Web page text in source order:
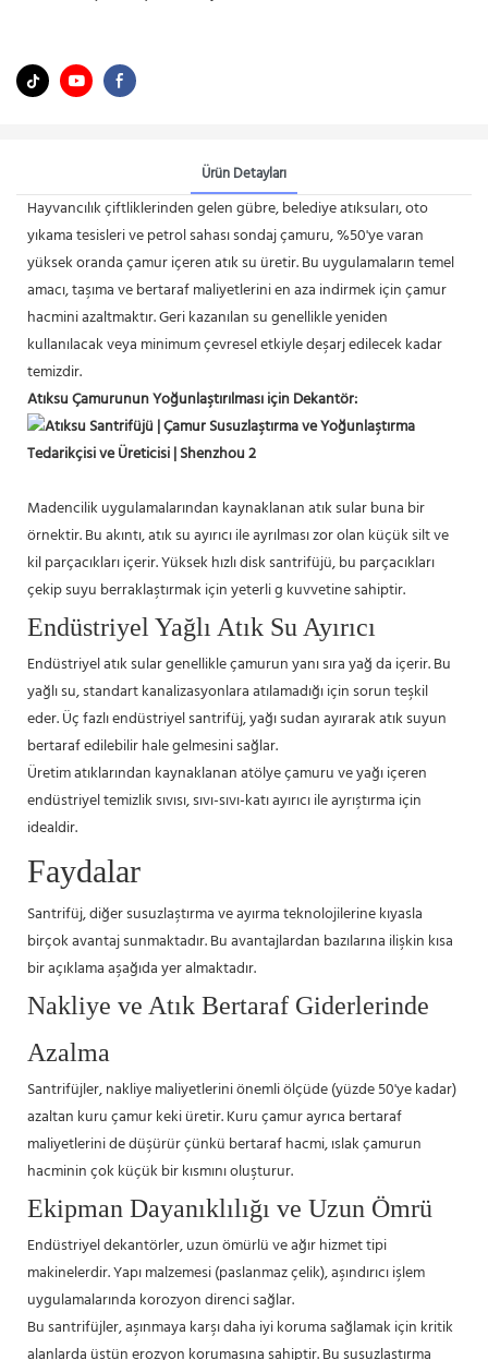
Ürün Detayları
Hayvancılık çiftliklerinden gelen gübre, belediye atıksuları, oto
yıkama tesisleri ve petrol sahası sondaj çamuru, %50'ye varan
yüksek oranda çamur içeren atık su üretir. Bu uygulamaların temel
amacı, taşıma ve bertaraf maliyetlerini en aza indirmek için çamur
hacmini azaltmaktır. Geri kazanılan su genellikle yeniden
kullanılacak veya minimum çevresel etkiyle deşarj edilecek kadar
temizdir.
Atıksu Çamurunun Yoğunlaştırılması için Dekantör:
Madencilik uygulamalarından kaynaklanan atık sular buna bir
örnektir. Bu akıntı, atık su ayırıcı ile ayrılması zor olan küçük silt ve
kil parçacıkları içerir. Yüksek hızlı disk santrifüjü, bu parçacıkları
çekip suyu berraklaştırmak için yeterli g kuvvetine sahiptir.
Endüstriyel Yağlı Atık Su Ayırıcı
Endüstriyel atık sular genellikle çamurun yanı sıra yağ da içerir. Bu
yağlı su, standart kanalizasyonlara atılamadığı için sorun teşkil
eder. Üç fazlı endüstriyel santrifüj, yağı sudan ayırarak atık suyun
bertaraf edilebilir hale gelmesini sağlar.
Üretim atıklarından kaynaklanan atölye çamuru ve yağı içeren
endüstriyel temizlik sıvısı, sıvı-sıvı-katı ayırıcı ile ayrıştırma için
idealdir.
Faydalar
Santrifüj, diğer susuzlaştırma ve ayırma teknolojilerine kıyasla
birçok avantaj sunmaktadır. Bu avantajlardan bazılarına ilişkin kısa
bir açıklama aşağıda yer almaktadır.
Nakliye ve Atık Bertaraf Giderlerinde
Azalma
Santrifüjler, nakliye maliyetlerini önemli ölçüde (yüzde 50'ye kadar)
azaltan kuru çamur keki üretir. Kuru çamur ayrıca bertaraf
maliyetlerini de düşürür çünkü bertaraf hacmi, ıslak çamurun
hacminin çok küçük bir kısmını oluşturur.
Ekipman Dayanıklılığı ve Uzun Ömrü
Endüstriyel dekantörler, uzun ömürlü ve ağır hizmet tipi
makinelerdir. Yapı malzemesi (paslanmaz çelik), aşındırıcı işlem
uygulamalarında korozyon direnci sağlar.
Bu santrifüjler, aşınmaya karşı daha iyi koruma sağlamak için kritik
alanlarda üstün erozyon korumasına sahiptir. Bu susuzlaştırma